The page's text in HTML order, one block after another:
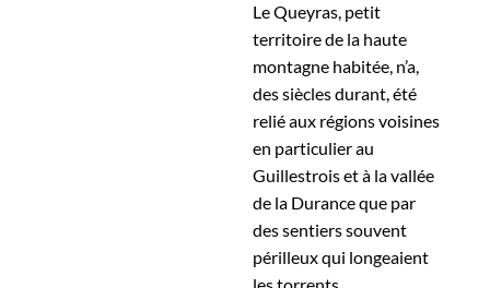
Le Queyras, petit
territoire de la haute
montagne habitée, n’a,
des siècles durant, été
relié aux régions voisines
en particulier au
Guillestrois et à la vallée
de la Durance que par
des sentiers souvent
périlleux qui longeaient